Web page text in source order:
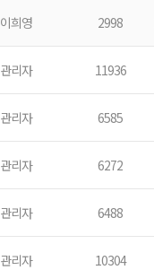
이희영 2998
관리자 11936
관리자 6585
관리자 6272
관리자 6488
관리자 10304